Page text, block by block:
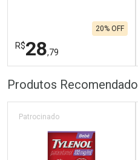
R$28,79
20% OFF
Laboratório
Por Menos
Produtos
Patrocinado